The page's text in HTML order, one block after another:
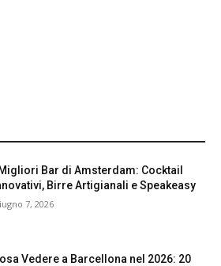
Migliori Bar di Amsterdam: Cocktail
Birre Artigianali e Speakeasy
7, 2026
Vedere a Barcellona nel 2026: 20